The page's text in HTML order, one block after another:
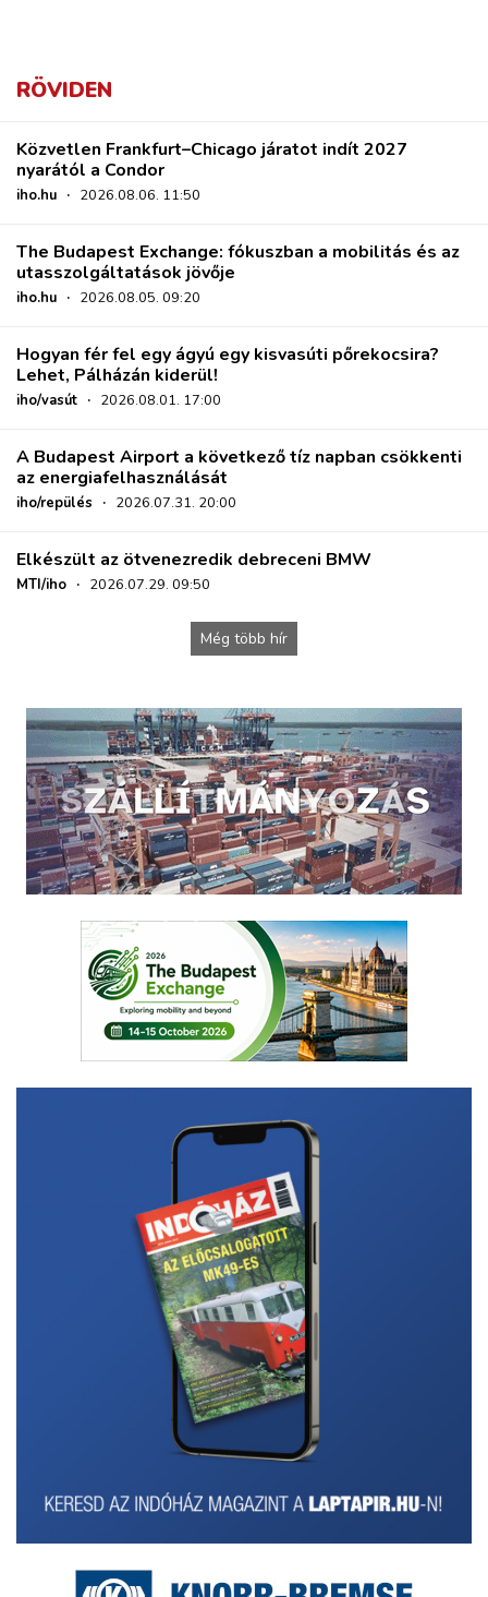
RÖVIDEN
Közvetlen Frankfurt–Chicago járatot indít 2027
nyarától a Condor
iho.hu · 2026.08.06. 11:50
The Budapest Exchange: fókuszban a mobilitás és az
utasszolgáltatások jövője
iho.hu · 2026.08.05. 09:20
Hogyan fér fel egy ágyú egy kisvasúti pőrekocsira?
Lehet, Pálházán kiderül!
iho/vasút · 2026.08.01. 17:00
A Budapest Airport a következő tíz napban csökkenti
az energiafelhasználását
iho/repülés · 2026.07.31. 20:00
Elkészült az ötvenezredik debreceni BMW
MTI/iho · 2026.07.29. 09:50
Még több hír